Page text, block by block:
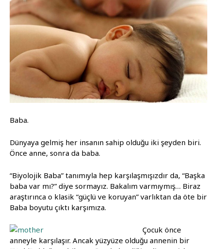
Baba.
Dünyaya gelmiş her insanın sahip olduğu iki şeyden biri.
Önce anne, sonra da baba.
“Biyolojik Baba” tanımıyla hep karşılaşmışızdır da, “Başka
baba var mı?” diye sormayız. Bakalım varmıymış… Biraz
araştırınca o klasik “güçlü ve koruyan” varlıktan da öte bir
Baba boyutu çıktı karşımıza.
Çocuk önce
anneyle karşılaşır. Ancak yüzyüze olduğu annenin bir